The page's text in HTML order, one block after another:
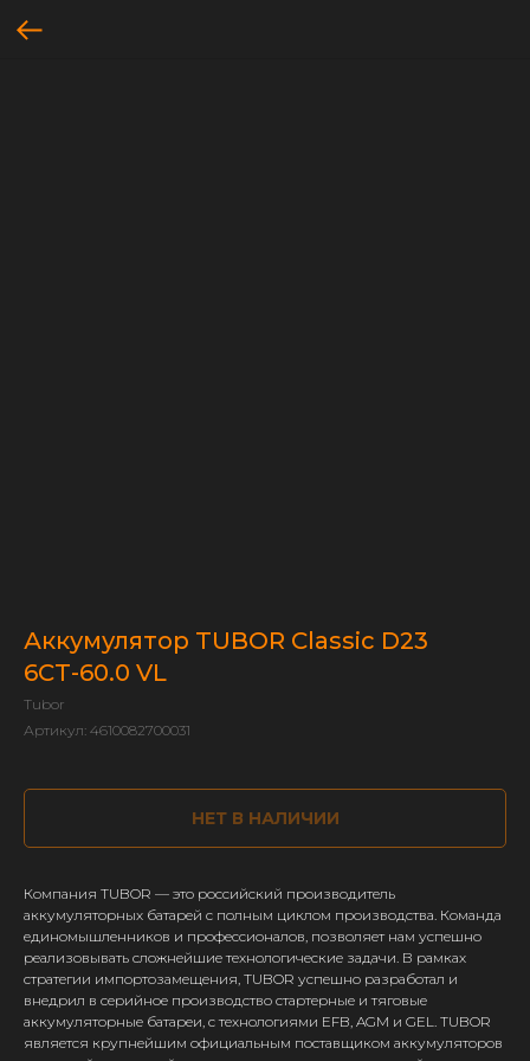
Аккумулятор TUBOR Classic D23
6СТ-60.0 VL
Tubor
Артикул: 4610082700031
НЕТ В НАЛИЧИИ
Компания TUBOR — это российский производитель
аккумуляторных батарей с полным циклом производства. Команда
единомышленников и профессионалов, позволяет нам успешно
реализовывать сложнейшие технологические задачи. В рамках
стратегии импортозамещения, TUBOR успешно разработал и
внедрил в серийное производство стартерные и тяговые
аккумуляторные батареи, с технологиями EFB, AGM и GEL. TUBOR
является крупнейшим официальным поставщиком аккумуляторов